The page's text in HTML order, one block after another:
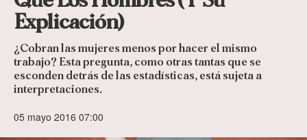
Explicación)
¿Cobran las mujeres menos por hacer el mismo
trabajo? Esta pregunta, como otras tantas que se
esconden detrás de las estadísticas, está sujeta a
interpretaciones.
05 mayo 2016 07:00